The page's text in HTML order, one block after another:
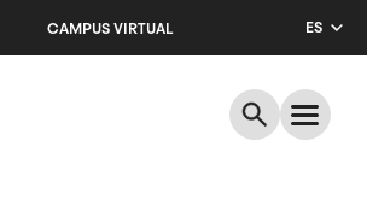
CAMPUS VIRTUAL
ES
EN